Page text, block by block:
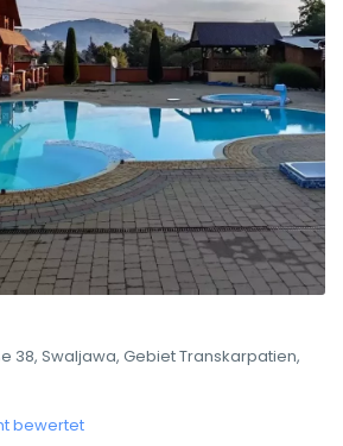
38, Swaljawa, Gebiet Transkarpatien,
bewertet